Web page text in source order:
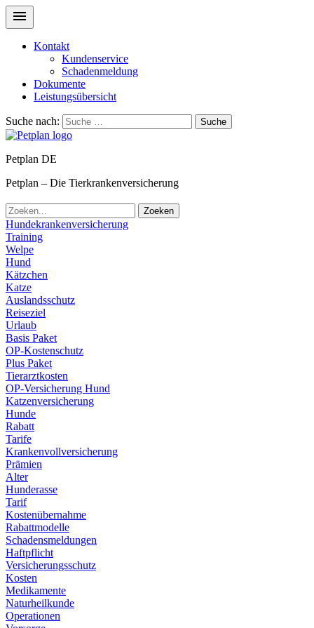
Kontakt
Kundenservice
Schadenmeldung
Dokumente
Leistungsübersicht
Suche nach: Suche
Petplan DE
Petplan – Die Tierkrankenversicherung
Zoeken
Hundekrankenversicherung
Training
Welpe
Hund
Kätzchen
Katze
Auslandsschutz
Reiseziel
Urlaub
Basis Paket
OP-Kostenschutz
Plus Paket
Tierarztkosten
OP-Versicherung Hund
Katzenversicherung
Hunde
Rabatt
Tarife
Krankenvollversicherung
Prämien
Alter
Hunderasse
Tarif
Kostenübernahme
Rabattmodelle
Schadensmeldungen
Haftpflicht
Versicherungsschutz
Kosten
Medikamente
Naturheilkunde
Operationen